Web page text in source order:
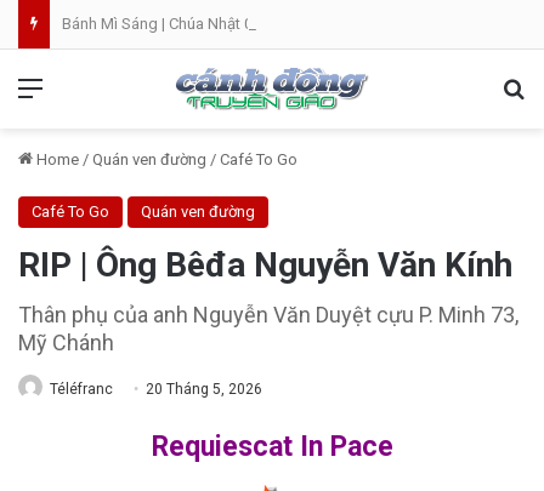
Bánh Mì Sáng | Chúa Nhật 09.08 | Chúa Nhật XIX Thường Niên
Home / Quán ven đường / Café To Go
Café To Go Quán ven đường
RIP | Ông Bêđa Nguyễn Văn Kính
Thân phụ của anh Nguyễn Văn Duyệt cựu P. Minh 73,
Mỹ Chánh
Téléfranc 20 Tháng 5, 2026
Requiescat In Pace